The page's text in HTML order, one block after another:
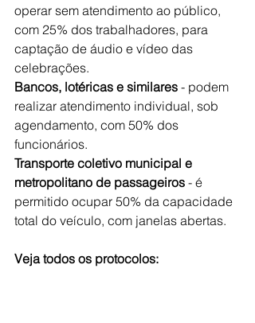
operar sem atendimento ao público,
com 25% dos trabalhadores, para
captação de áudio e vídeo das
celebrações.
Bancos, lotéricas e similares - podem
realizar atendimento individual, sob
agendamento, com 50% dos
funcionários.
Transporte coletivo municipal e
metropolitano de passageiros - é
permitido ocupar 50% da capacidade
total do veículo, com janelas abertas.
Veja todos os protocolos: